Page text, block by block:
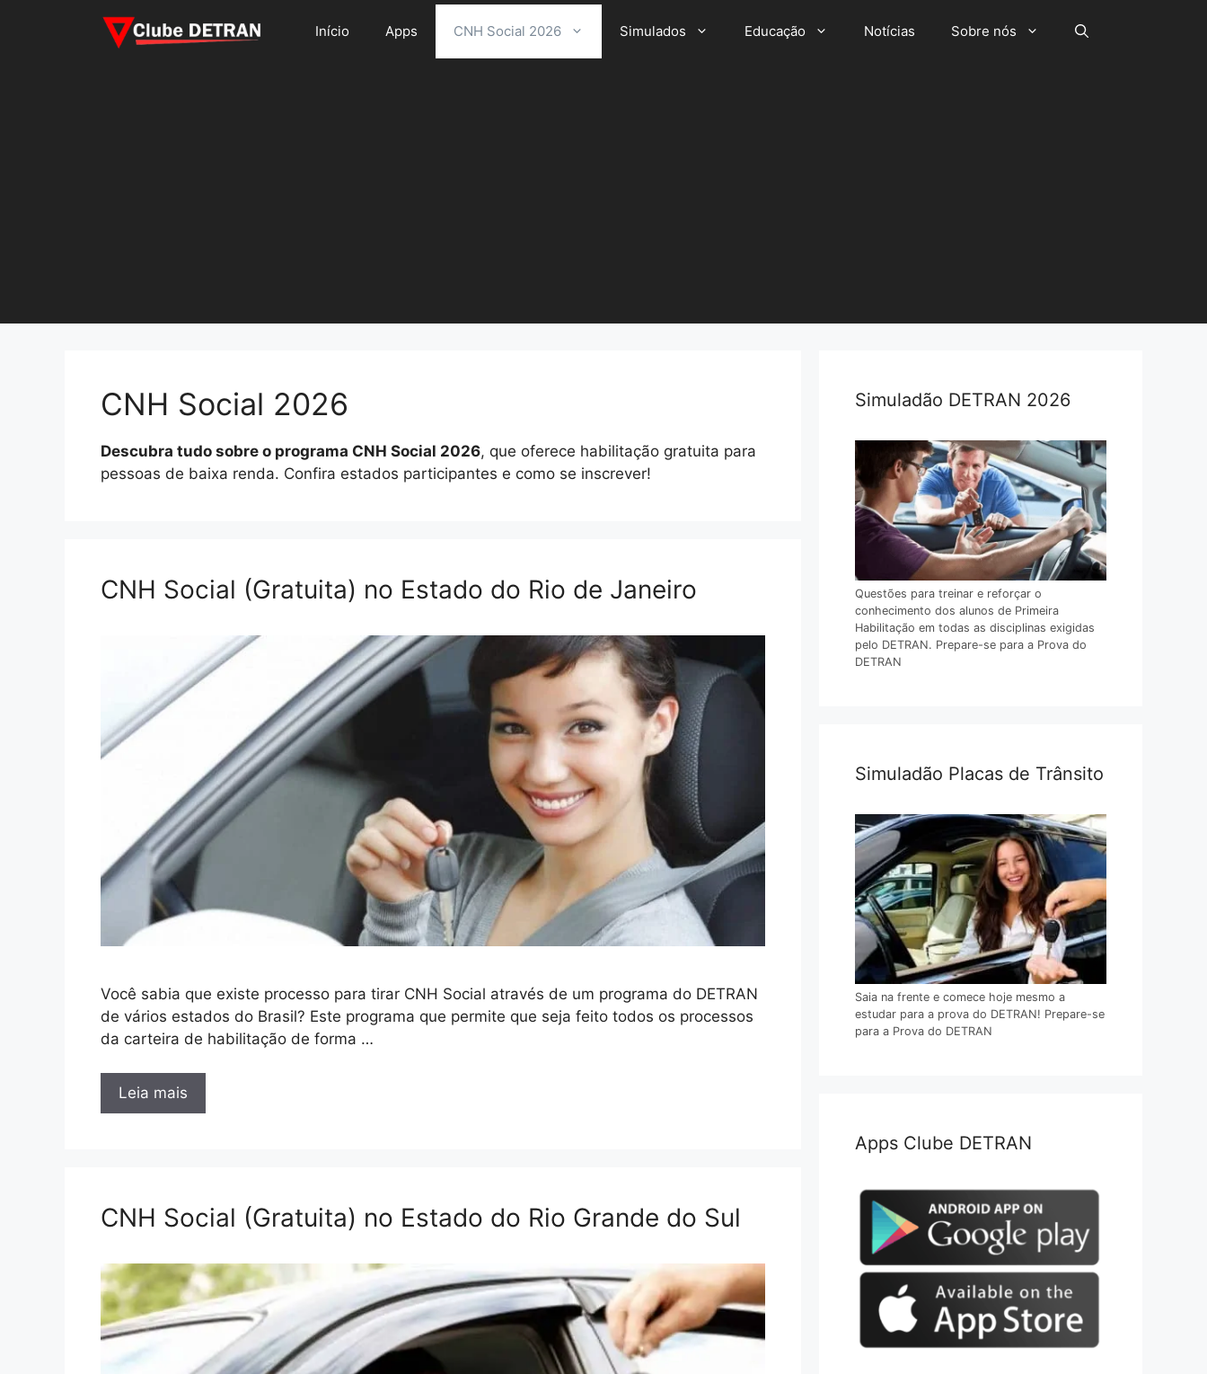
Início Apps CNH Social 2026 Simulados Educação Notícias Sobre nós
CNH Social 2026
Descubra tudo sobre o programa CNH Social 2026, que oferece habilitação gratuita para
pessoas de baixa renda. Confira estados participantes e como se inscrever!
CNH Social (Gratuita) no Estado do Rio de Janeiro
Você sabia que existe processo para tirar CNH Social através de um programa do DETRAN
de vários estados do Brasil? Este programa que permite que seja feito todos os processos
da carteira de habilitação de forma …
Leia mais
CNH Social (Gratuita) no Estado do Rio Grande do Sul
Simuladão DETRAN 2026
Questões para treinar e reforçar o
conhecimento dos alunos de Primeira
Habilitação em todas as disciplinas exigidas
pelo DETRAN. Prepare-se para a Prova do
DETRAN
Simuladão Placas de Trânsito
Saia na frente e comece hoje mesmo a
estudar para a prova do DETRAN! Prepare-se
para a Prova do DETRAN
Apps Clube DETRAN